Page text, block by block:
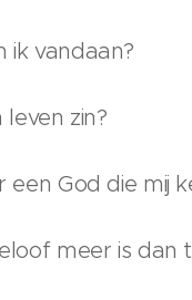
ik vandaan?
zin?
een God die mij
meer is dan